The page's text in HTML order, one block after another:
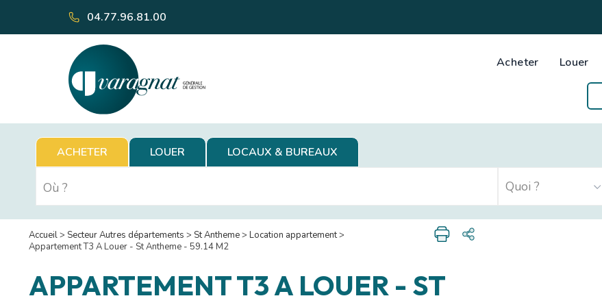
04.77.96.81.00
Acheter Louer
ACHETER LOUER LOCAUX & BUREAUX
Accueil> Secteur Autres départements > St Antheme> Location appartement>
Appartement T3 A Louer - St Antheme - 59.14 M2
APPARTEMENT T3 A LOUER - ST